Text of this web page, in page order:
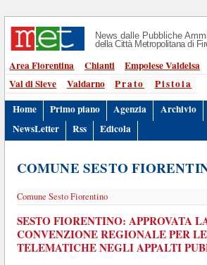
News dalle Pubbliche
della Città Metropolitana di
Area Fiorentina Chianti Empolese Valdelsa
Val di Sieve
Valdarno Prato
Pistoia
Home
Primo piano Agenzia Archivio
NewsLetter
Rss Edicola
COMUNE SESTO
Comune Sesto Fiorentino
SESTO FIORENTINO: APPROVATA
CONVENZIONE REGIONALE PER
TELEMATICHE NEGLI APPALTI